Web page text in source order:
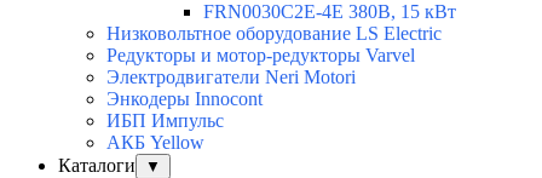
FRN0030C2E-4E 380В, 15 кВт
Низковольтное оборудование LS Electric
Редукторы и мотор-редукторы Varvel
Электродвигатели Neri Motori
Энкодеры Innocont
ИБП Импульс
АКБ Yellow
Каталоги
▼